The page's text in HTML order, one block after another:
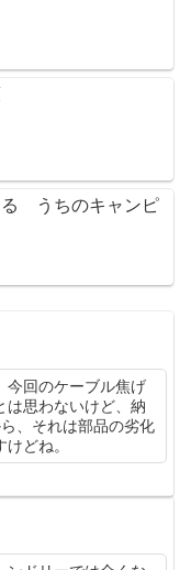
る うちのキャンピ
今回のケーブル焦げ
は思わないけど、納
、それは部品の劣化
どね。